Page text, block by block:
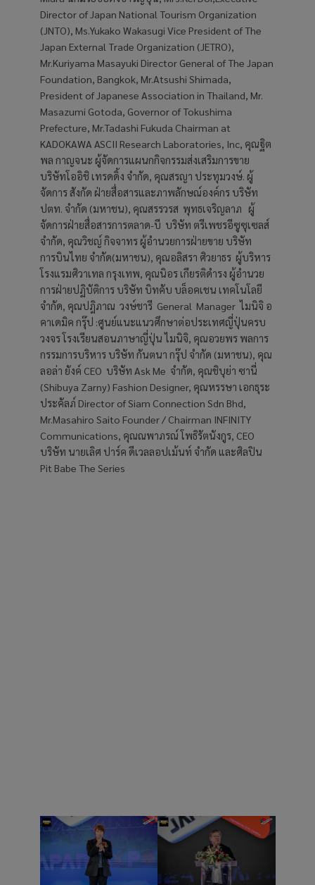
Director of Japan National Tourism Organization
(JNTO), Ms.Yukako Wakasugi Vice President of The
Japan External Trade Organization (JETRO),
Mr.Kuriyama Masayuki Director General of The Japan
Foundation, Bangkok, Mr.Atsushi Shimada,
President of Japanese Association in Thailand, Mr.
Masazumi Gotoda, Governor of Tokushima
Prefecture, Mr.Tadashi Fukuda Chairman at
KADOKAWA ASCII Research Laboratories, Inc, คุณฐิต
พล กาญจนะ ผู้จัดการแผนกกิจกรรมส่งเสริมการขาย
บริษัทโออิชิ เทรดดิ้ง จำกัด, คุณสรญา ประทุมวงษ์. ผู้
จัดการ สังกัด ฝ่ายสื่อสารและภาพลักษณ์องค์กร บริษัท
ปตท. จำกัด (มหาชน), คุณสรรวรส พุทธเจริญลาภ ผู้
จัดการฝ่ายสื่อสารการตลาด-บี บริษัท ตรีเพชรอีซูซุเซลส์
จำกัด, คุณวิชญ์ กิจจาทร ผู้อำนวยการฝ่ายขาย บริษัท
การบินไทย จำกัด(มหาชน), คุณอลิสรา ศิวยาธร ผู้บริหาร
โรงแรมศิวาเทล กรุงเทพ, คุณนิอร เกียรติดำรง ผู้อำนวย
การฝ่ายปฏิบัติการ บริษัท บิทคับ บล็อคเชน เทคโนโลยี
จำกัด, คุณปฎิภาณ วงษ์ชารี General Manager ไมนิจิ อ
คาเดมิค กรุ๊ป :ศูนย์แนะแนวศึกษาต่อประเทศญี่ปุ่นครบ
วงจร โรงเรียนสอนภาษาญี่ปุ่น ไมนิจิ, คุณอวยพร พลการ
กรรมการบริหาร บริษัท กันตนา กรุ๊ป จำกัด (มหาชน), คุณ
ลอล่า ยังค์ CEO บริษัท Ask Me จำกัด, คุณชิบุย่า ซานี่
(Shibuya Zarny) Fashion Designer, คุณหรรษา เอกธุระ
ประคัลภ์ Director of Siam Connection Sdn Bhd,
Mr.Masahiro Saito Founder / Chairman INFINITY
Communications, คุณณพาภรณ์ โพธิรัตนังกูร, CEO
บริษัท นายเลิศ ปาร์ค ดีเวลลอปเม้นท์ จำกัด และศิลปิน
Pit Babe The Series